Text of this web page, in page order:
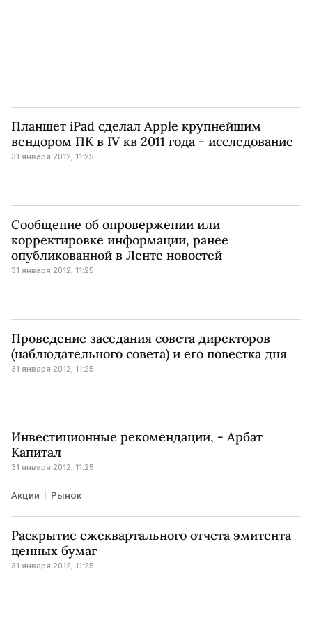
Планшет iPad сделал Apple крупнейшим
вендором ПК в IV кв 2011 года - исследование
31 января 2012, 11:25
Сообщение об опровержении или
корректировке информации, ранее
опубликованной в Ленте новостей
31 января 2012, 11:25
Проведение заседания совета директоров
(наблюдательного совета) и его повестка дня
31 января 2012, 11:25
Инвестиционные рекомендации, - Арбат
Капитал
31 января 2012, 11:25
Акции Рынок
Раскрытие ежеквартального отчета эмитента
ценных бумаг
31 января 2012, 11:25